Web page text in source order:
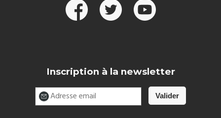
Inscription à la newsletter